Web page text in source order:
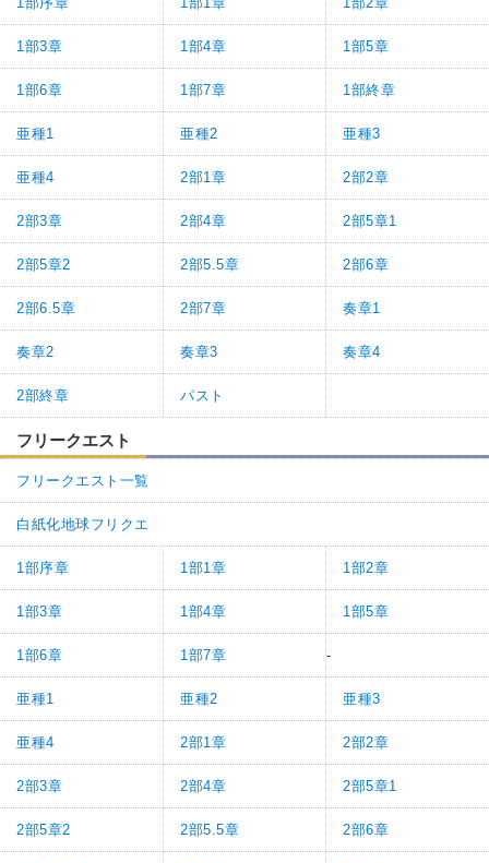
1部3章 1部4章 1部5章
1部6章 1部7章 1部終章
亜種1 亜種2 亜種3
亜種4 2部1章 2部2章
2部3章 2部4章 2部5章1
2部5章2 2部5.5章 2部6章
2部6.5章 2部7章 奏章1
奏章2 奏章3 奏章4
2部終章 パスト
フリークエスト
フリークエスト一覧
白紙化地球フリクエ
1部序章 1部1章 1部2章
1部3章 1部4章 1部5章
1部6章 1部7章 -
亜種1 亜種2 亜種3
亜種4 2部1章 2部2章
2部3章 2部4章 2部5章1
2部5章2 2部5.5章 2部6章